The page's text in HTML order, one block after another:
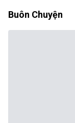
Buôn Chuyện